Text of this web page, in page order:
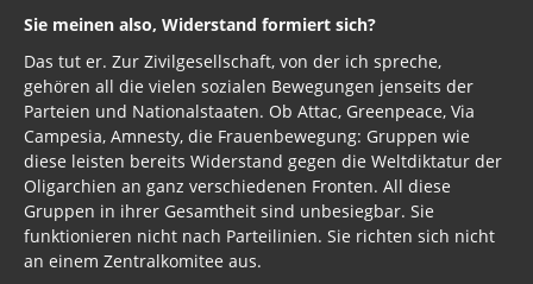
Sie meinen also, Widerstand formiert sich?
Das tut er. Zur Zivilgesellschaft, von der ich spreche,
gehören all die vielen sozialen Bewegungen jenseits der
Parteien und Nationalstaaten. Ob Attac, Greenpeace, Via
Campesia, Amnesty, die Frauenbewegung: Gruppen wie
diese leisten bereits Widerstand gegen die Weltdiktatur der
Oligarchien an ganz verschiedenen Fronten. All diese
Gruppen in ihrer Gesamtheit sind unbesiegbar. Sie
funktionieren nicht nach Parteilinien. Sie richten sich nicht
an einem Zentralkomitee aus.